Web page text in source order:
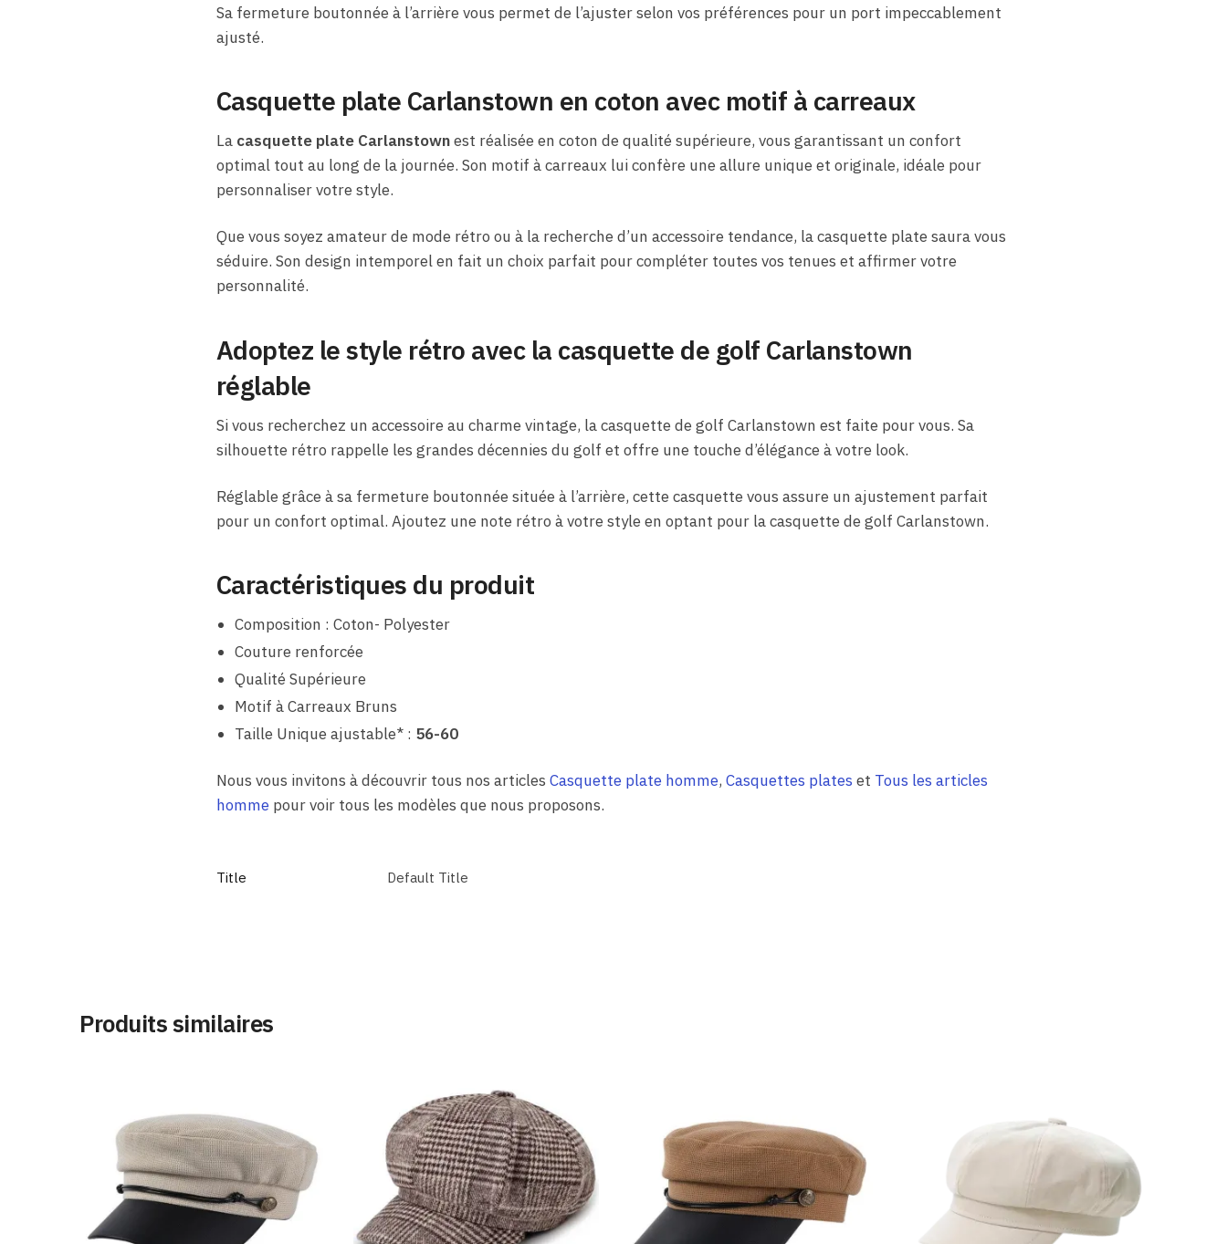
Sa fermeture boutonnée à l’arrière vous permet de l’ajuster selon vos préférences pour un port impeccablement
ajusté.
Casquette plate Carlanstown en coton avec motif à carreaux
Lacasquette plate Carlanstownest réalisée en coton de qualité supérieure, vous garantissant un confort
optimal tout au long de la journée. Son motif à carreaux lui confère une allure unique et originale, idéale pour
personnaliser votre style.
Que vous soyez amateur de mode rétro ou à la recherche d’un accessoire tendance, la casquette plate saura vous
séduire. Son design intemporel en fait un choix parfait pour compléter toutes vos tenues et affirmer votre
personnalité.
Adoptez le style rétro avec la casquette de golf Carlanstown
réglable
Si vous recherchez un accessoire au charme vintage, la casquette de golf Carlanstown est faite pour vous. Sa
silhouette rétro rappelle les grandes décennies du golf et offre une touche d’élégance à votre look.
Réglable grâce à sa fermeture boutonnée située à l’arrière, cette casquette vous assure un ajustement parfait
pour un confort optimal. Ajoutez une note rétro à votre style en optant pour la casquette de golf Carlanstown.
Caractéristiques du produit
Composition : Coton- Polyester
Couture renforcée
Qualité Supérieure
Motif à Carreaux Bruns
Taille Unique ajustable* : 56-60
Nous vous invitons à découvrir tous nos articles Casquette plate homme, Casquettes plates et Tous les articles
hommepour voir tous les modèles que nous proposons.
Title Default Title
Produits similaires